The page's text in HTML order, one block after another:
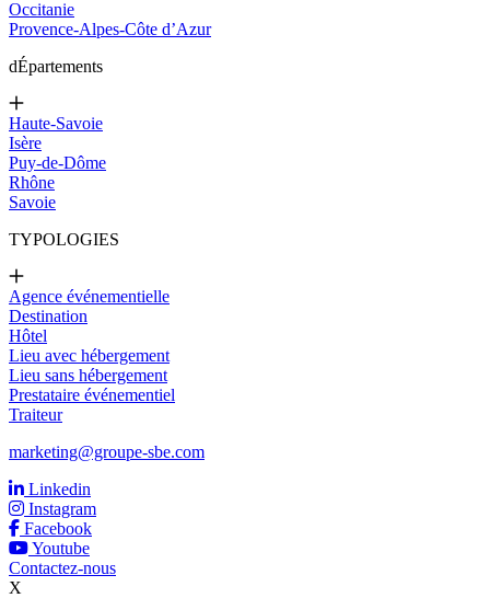
Occitanie
Provence-Alpes-Côte d’Azur
dÉpartements
Haute-Savoie
Isère
Puy-de-Dôme
Rhône
Savoie
TYPOLOGIES
Agence événementielle
Destination
Hôtel
Lieu avec hébergement
Lieu sans hébergement
Prestataire événementiel
Traiteur
marketing@groupe-sbe.com
Linkedin
Instagram
Facebook
Youtube
Contactez-nous
X